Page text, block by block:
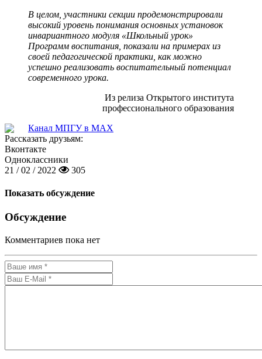
В целом, участники секции продемонстрировали
высокий уровень понимания основных установок
инвариантного модуля «Школьный урок»
Программ воспитания, показали на примерах из
своей педагогической практики, как можно
успешно реализовать воспитательный потенциал
современного урока.
Из релиза Открытого института
профессионального образования
Канал МПГУ в MAX
Рассказать друзьям:
Вконтакте
Одноклассники
21 / 02 / 2022
305
Показать обсуждение
Обсуждение
Комментариев пока нет